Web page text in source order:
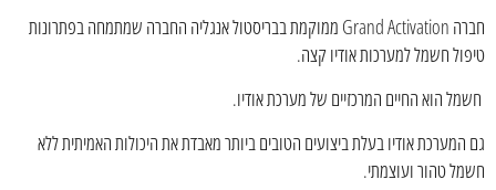
חברה Grand Activation ממוקמת בבריסטול אנגליה החברה שמתמחה בפתרונות
טיפול חשמל למערכות אודיו קצה.
חשמל הוא החיים המרכזיים של מערכת אודיו.
גם המערכת אודיו בעלת ביצועים הטובים ביותר מאבדת את היכולות האמיתית ללא
חשמל טהור ועוצמתי.